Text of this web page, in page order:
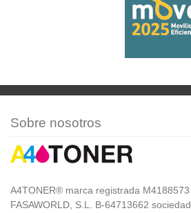
Sobre nosotros
A4TONER® marca registrada
FASAWORLD, S.L. B-64713662